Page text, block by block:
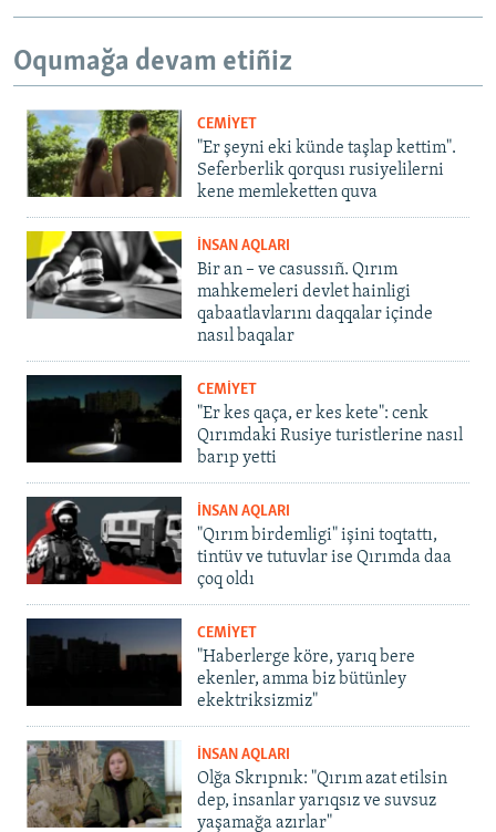
Oqumağa devam etiñiz
CEMİYET
"Er şeyni eki künde taşlap kettim".
Seferberlik qorqusı rusiyelilerni
kene memleketten quva
İNSAN AQLARI
Bir an – ve casussıñ. Qırım
mahkemeleri devlet hainligi
qabaatlavlarını daqqalar içinde
nasıl baqalar
CEMİYET
"Er kes qaça, er kes kete": cenk
Qırımdaki Rusiye turistlerine nasıl
barıp yetti
İNSAN AQLARI
"Qırım birdemligi" işini toqtattı,
tintüv ve tutuvlar ise Qırımda daa
çoq oldı
CEMİYET
"Haberlerge köre, yarıq bere
ekenler, amma biz bütünley
ekektriksizmiz"
İNSAN AQLARI
Olğa Skrıpnık: "Qırım azat etilsin
dep, insanlar yarıqsız ve suvsuz
yaşamağa azırlar"